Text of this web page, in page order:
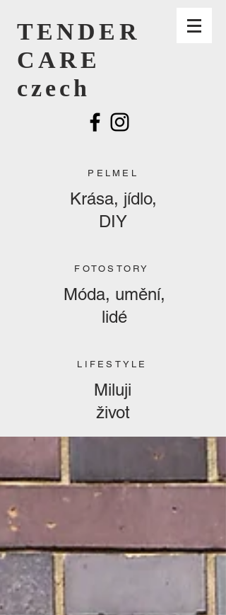
TENDER
CARE
czech
PELMEL
Krása, jídlo,
DIY
LIFESTYLE
Miluji
život
FOTOSTORY
Móda, umění,
lidé